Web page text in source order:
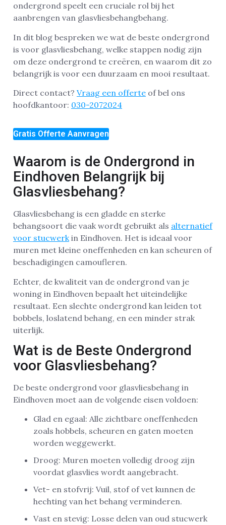
ondergrond speelt een cruciale rol bij het
aanbrengen van glasvliesbehangbehang.
In dit blog bespreken we wat de beste ondergrond
is voor glasvliesbehang, welke stappen nodig zijn
om deze ondergrond te creëren, en waarom dit zo
belangrijk is voor een duurzaam en mooi resultaat.
Direct contact? Vraag een offerte of bel ons
hoofdkantoor: 030-2072024
Gratis Offerte Aanvragen
Waarom is de Ondergrond in
Eindhoven Belangrijk bij
Glasvliesbehang?
Glasvliesbehang is een gladde en sterke
behangsoort die vaak wordt gebruikt als alternatief
voor stucwerkin Eindhoven. Het is ideaal voor
muren met kleine oneffenheden en kan scheuren of
beschadigingen camoufleren.
Echter, de kwaliteit van de ondergrond van je
woning in Eindhoven bepaalt het uiteindelijke
resultaat. Een slechte ondergrond kan leiden tot
bobbels, loslatend behang, en een minder strak
uiterlijk.
Wat is de Beste Ondergrond
voor Glasvliesbehang?
De beste ondergrond voor glasvliesbehang in
Eindhoven moet aan de volgende eisen voldoen:
Glad en egaal: Alle zichtbare oneffenheden
zoals hobbels, scheuren en gaten moeten
worden weggewerkt.
Droog: Muren moeten volledig droog zijn
voordat glasvlies wordt aangebracht.
Vet- en stofvrij: Vuil, stof of vet kunnen de
hechting van het behang verminderen.
Vast en stevig: Losse delen van oud stucwerk